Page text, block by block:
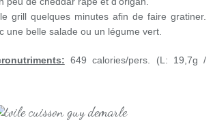
grill quelques minutes afin de faire gratiner.
une belle salade ou un légume vert.
649 calories/pers. (L: 19,7g /